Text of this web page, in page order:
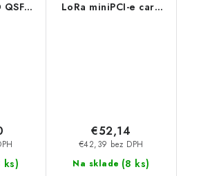
ks)
LoRa miniPCI-e card
Na sklade (8 ks)
€42,39 bez DPH
€52,14